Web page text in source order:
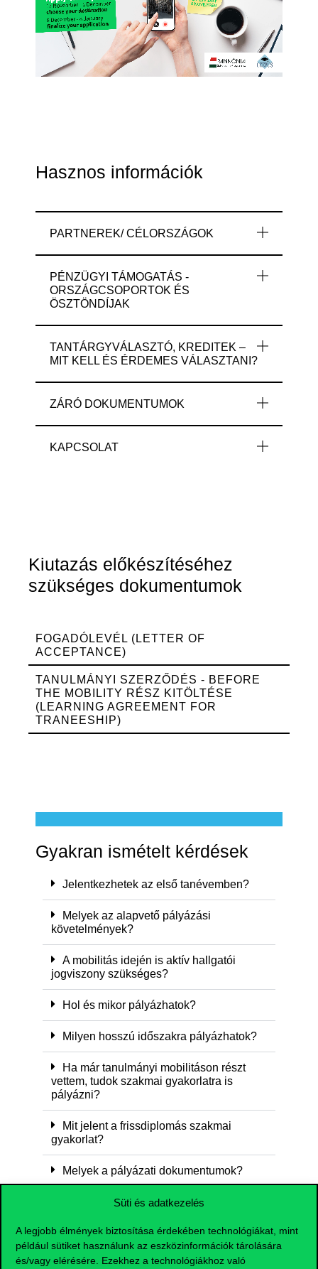
Süti és adatkezelés
A legjobb élmények biztosítása érdekében technológiákat, mint
például sütiket használunk az eszközinformációk tárolására
és/vagy elérésére. Ezekhez a technológiákhoz való
Hasznos információk
PARTNEREK/ CÉLORSZÁGOK
PÉNZÜGYI TÁMOGATÁS -
ORSZÁGCSOPORTOK ÉS
ÖSZTÖNDÍJAK
TANTÁRGYVÁLASZTÓ, KREDITEK –
MIT KELL ÉS ÉRDEMES VÁLASZTANI?
ZÁRÓ DOKUMENTUMOK
KAPCSOLAT
Kiutazás előkészítéséhez
szükséges dokumentumok
FOGADÓLEVÉL (LETTER OF
ACCEPTANCE)
TANULMÁNYI SZERZŐDÉS - BEFORE
THE MOBILITY RÉSZ KITÖLTÉSE
(LEARNING AGREEMENT FOR
TRANEESHIP)
Gyakran ismételt kérdések
Jelentkezhetek az első tanévemben?
Melyek az alapvető pályázási
követelmények?
A mobilitás idején is aktív hallgatói
jogviszony szükséges?
Hol és mikor pályázhatok?
Milyen hosszú időszakra pályázhatok?
Ha már tanulmányi mobilitáson részt
vettem, tudok szakmai gyakorlatra is
pályázni?
Mit jelent a frissdiplomás szakmai
gyakorlat?
Melyek a pályázati dokumentumok?
Mennyi támogatás jár?
Ha kérdésem van kihez fordulhatok?